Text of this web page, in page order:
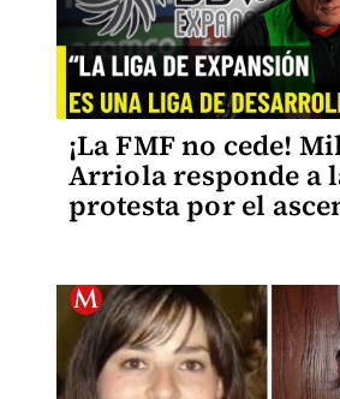
¡La FMF no cede!
Arriola responde a
protesta por el